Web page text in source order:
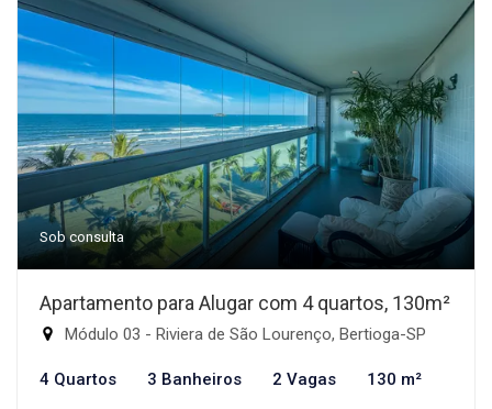
Sob consulta
Apartamento para Alugar com 4 quartos, 130m²
Módulo 03 - Riviera de São Lourenço, Bertioga-SP
4 Quartos 3 Banheiros 2 Vagas 130 m²